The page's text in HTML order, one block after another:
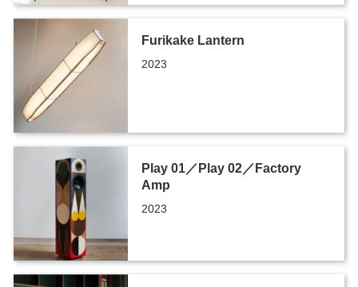
Furikake Lantern
2023
Play 01／Play 02／Factory
Amp
2023